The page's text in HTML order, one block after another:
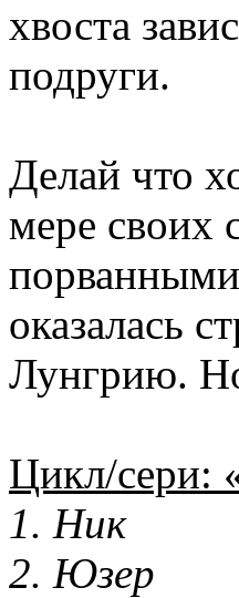
хвоста
подруги.
Делай что
мере своих
оказалась
Лунгрию.
Цикл/сери:
1. Ник
2. Юзер